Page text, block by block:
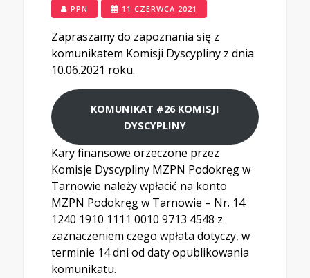
PPN 11 CZERWCA 2021
Zapraszamy do zapoznania się z
komunikatem Komisji Dyscypliny z dnia
10.06.2021 roku.
KOMUNIKAT #26 KOMISJI
DYSCYPLINY
Kary finansowe orzeczone przez
Komisje Dyscypliny MZPN Podokręg w
Tarnowie należy wpłacić na konto
MZPN Podokręg w Tarnowie – Nr. 14
1240 1910 1111 0010 9713 4548 z
zaznaczeniem czego wpłata dotyczy, w
terminie 14 dni od daty opublikowania
komunikatu.